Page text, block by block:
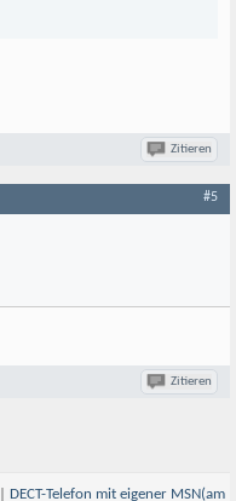
Zitieren
#5
Zitieren
DECT-Telefon mit eigener MSN(am